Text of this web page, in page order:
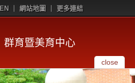
EN 網站地圖 更多連結
群育暨美育中心
close